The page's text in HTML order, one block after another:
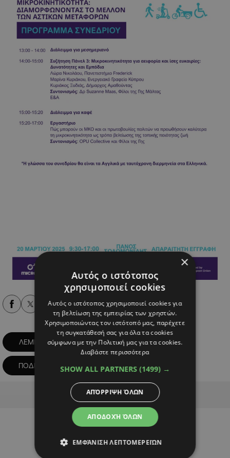
Alpha Podcasts
ΛΕΜΕΣΟΣ ΜΙΚΡΟΚΙΝΗΤΙΚΟΤΗΤΑ
ΠΟΔΗΛΑΤΟ ΦΙΛΟΙ ΤΗΣ ΓΗΣ
Advertisement
×
Αυτός ο ιστότοπος
χρησιμοποιεί cookies
Αυτός ο ιστότοπος χρησιμοποιεί cookies για
τη βελτίωση της εμπειρίας των χρηστών.
Χρησιμοποιώντας τον ιστότοπό μας, παρέχετε
τη συγκατάθεσή σας για όλα τα cookies
σύμφωνα με την Πολιτική μας για τα cookies.
Διαβάστε περισσότερα
SHOW ALL PARTNERS (1499) →
ΑΠΟΔΟΧΉ ΌΛΩΝ
ΑΠΌΡΡΙΨΗ ΌΛΩΝ
ΕΜΦΆΝΙΣΗ ΛΕΠΤΟΜΕΡΕΙΏΝ